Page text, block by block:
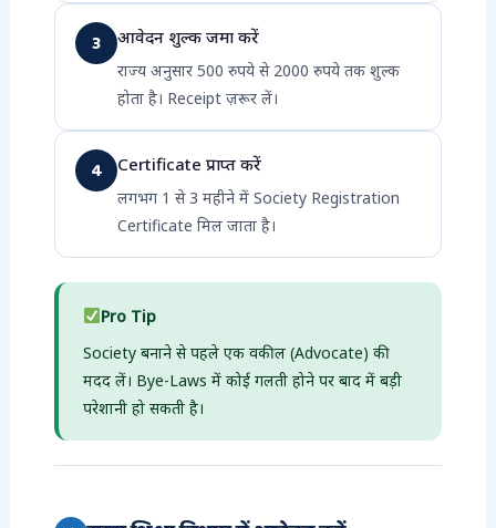
3 आवेदन शुल्क जमा करें
राज्य अनुसार 500 रुपये से 2000 रुपये तक शुल्क
होता है। Receipt ज़रूर लें।
4 Certificate प्राप्त करें
लगभग 1 से 3 महीने में Society Registration
Certificate मिल जाता है।
Pro Tip
Society बनाने से पहले एक वकील (Advocate) की
मदद लें। Bye-Laws में कोई गलती होने पर बाद में बड़ी
परेशानी हो सकती है।